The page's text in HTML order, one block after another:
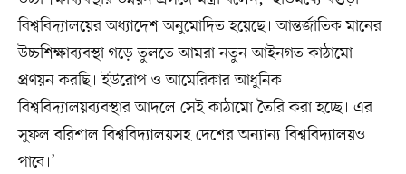
বিশ্ববিদ্যালয়ের অধ্যাদেশ অনুমোদিত হয়েছে। আন্তর্জাতিক মানের
উচ্চশিক্ষাব্যবস্থা গড়ে তুলতে আমরা নতুন আইনগত কাঠামো
প্রণয়ন করছি। ইউরোপ ও আমেরিকার আধুনিক
বিশ্ববিদ্যালয়ব্যবস্থার আদলে সেই কাঠামো তৈরি করা হচ্ছে। এর
সুফল বরিশাল বিশ্ববিদ্যালয়সহ দেশের অন্যান্য বিশ্ববিদ্যালয়ও
পাবে।’